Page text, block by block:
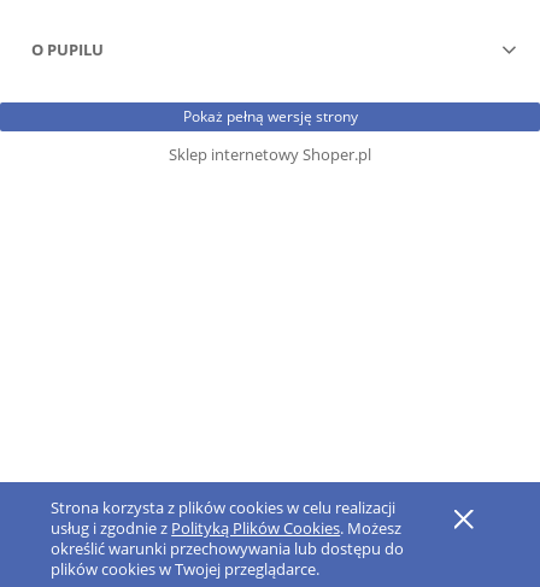
Strona korzysta z plików cookies w celu realizacji
usług i zgodnie z Polityką Plików Cookies. Możesz
określić warunki przechowywania lub dostępu do
plików cookies w Twojej przeglądarce.
O PUPILU
Pokaż pełną wersję strony
Sklep internetowy Shoper.pl